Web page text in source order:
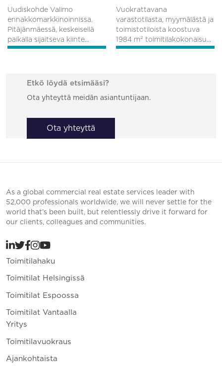
Uudiskohde Valimo
ennakkomarkkinoinnissa.
Pitäjänmäessä, keskeisellä
paikalla sijaitseva kiinte...
Vuokrattavana
varastotilasta, myymälästä ja
toimistotiloista koostuva
1984 m² toimitilakokonaisu...
Etkö löydä etsimääsi?
Ota yhteyttä meidän asiantuntijaan.
Ota yhteyttä
As a global commercial real estate services leader with
52,000 professionals worldwide, we will never settle for the
world that’s been built, but relentlessly drive it forward for
our clients, colleagues and communities.
Toimitilahaku
Toimitilat Helsingissä
Toimitilat Espoossa
Toimitilat Vantaalla
Yritys
Toimitilavuokraus
Ajankohtaista